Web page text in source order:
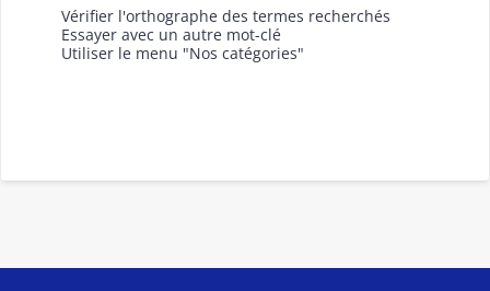
Vérifier l'orthographe des termes recherchés
Essayer avec un autre mot-clé
Utiliser le menu "Nos catégories"